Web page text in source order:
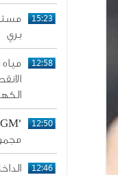
15:23
بري
12:58
12:50
12:46